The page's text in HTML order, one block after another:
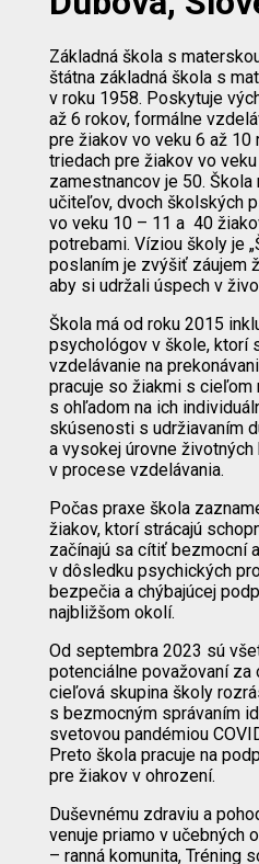
Základná škola s
štátna základná škola s
v roku 1958. Poskytuje
až 6 rokov, formálne
pre žiakov vo veku 6 až 10
triedach pre žiakov vo
zamestnancov je 50. Škola
učiteľov, dvoch školských
vo veku 10 – 11 a 40
potrebami. Víziou školy je
poslaním je zvýšiť záujem
aby si udržali úspech v
Škola má od roku 2015
psychológov v škole, ktorí
vzdelávanie na
pracuje so žiakmi s cieľom
s ohľadom na ich
skúsenosti s udržiavaním
a vysokej úrovne
v procese vzdelávania.
Počas praxe škola
žiakov, ktorí strácajú
začínajú sa cítiť bezmocní
v dôsledku psychických
bezpečia a chýbajúcej
najbližšom okolí.
Od septembra 2023 sú
potenciálne považovaní za
cieľová skupina školy
s bezmocným správaním
svetovou pandémiou
Preto škola pracuje na
pre žiakov v ohrození.
Duševnému zdraviu a
venuje priamo v učebných
– ranná komunita, Tréning